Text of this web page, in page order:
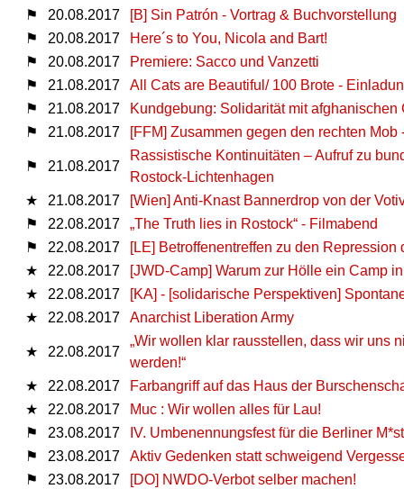
⚑
20.08.2017
[Β] Sin Patrón - Vortrag & Buchvorstellung
⚑
20.08.2017
Here´s to You, Nicola and Bart!
⚑
20.08.2017
Premiere: Sacco und Vanzetti
⚑
21.08.2017
All Cats are Beautiful/ 100 Brote -
⚑
21.08.2017
Kundgebung: Solidarität mit
⚑
21.08.2017 [FFM] Zusammen gegen den rechten
⚑ 21.08.2017
Rassistische Kontinuitäten – Aufruf zu
Rostock-Lichtenhagen
★
21.08.2017
[Wien] Anti-Knast Bannerdrop von der
⚑
22.08.2017
„The Truth lies in Rostock“ - Filmabend
⚑
22.08.2017
[LE] Betroffenentreffen zu den
★
22.08.2017
[JWD-Camp] Warum zur Hölle ein Camp
★
22.08.2017
[KA] - [solidarische Perspektiven]
★
22.08.2017 Anarchist Liberation Army
★ 22.08.2017
„Wir wollen klar rausstellen, dass wir uns
werden!“
★
22.08.2017
Farbangriff auf das Haus der
★
22.08.2017
Muc : Wir wollen alles für Lau!
⚑
23.08.2017
IV. Umbenennungsfest für die Berliner
⚑
23.08.2017
Aktiv Gedenken statt schweigend
⚑
23.08.2017 [DO] NWDO-Verbot selber machen!